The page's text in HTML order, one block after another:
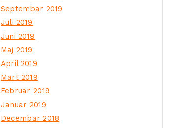
Septembar 2019
Juli 2019
Juni 2019
Maj 2019
April 2019
Mart 2019
Februar 2019
Januar 2019
Decembar 2018